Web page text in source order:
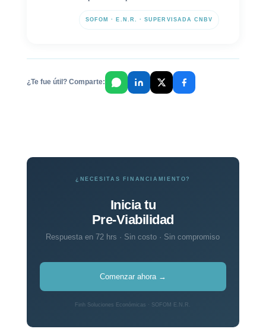
SOFOM · E.N.R. · SUPERVISADA CNBV
¿Te fue útil? Comparte:
¿NECESITAS FINANCIAMIENTO?
Inicia tu
Pre-Viabilidad
Respuesta en 72 hrs · Sin costo · Sin compromiso
Comenzar ahora →
Finh Soluciones Económicas · SOFOM E.N.R.